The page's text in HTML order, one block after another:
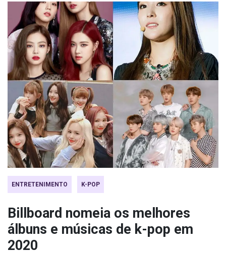
ENTRETENIMENTO K-POP
Billboard nomeia os melhores
álbuns e músicas de k-pop em
2020